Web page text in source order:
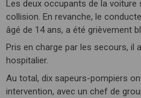
Les deux occupants de la
collision. En revanche, le
âgé de 14 ans, a été grièvement
Pris en charge par les secours, il
hospitalier.
Au total, dix sapeurs-pompiers
intervention, avec un chef de